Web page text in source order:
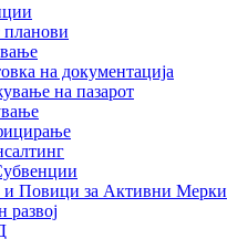
планови
на документација
на пазарот
и Повици за Активни Мерки
развој